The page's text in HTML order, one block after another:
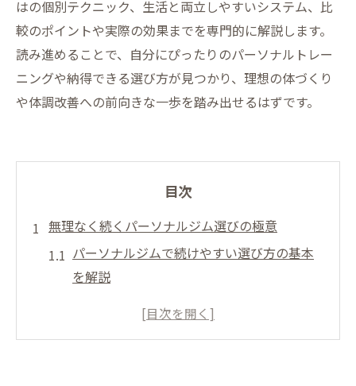
はの個別テクニック、生活と両立しやすいシステム、比
較のポイントや実際の効果までを専門的に解説します。
読み進めることで、自分にぴったりのパーソナルトレー
ニングや納得できる選び方が見つかり、理想の体づくり
や体調改善への前向きな一歩を踏み出せるはずです。
目次
無理なく続くパーソナルジム選びの極意
パーソナルジムで続けやすい選び方の基本
を解説
逗子や葉山のパーソナルジム比較ポイント